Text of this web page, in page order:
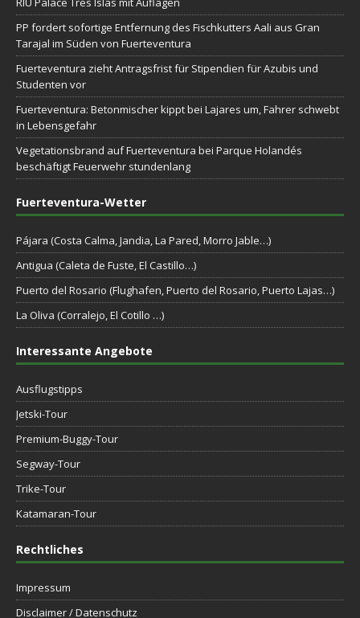
PP fordert sofortige Entfernung des Fischkutters Aali aus Gran
Tarajal im Süden von Fuerteventura
Fuerteventura zieht Antragsfrist für Stipendien für Azubis und
Studenten vor
Fuerteventura: Betonmischer kippt bei Lajares um, Fahrer schwebt
in Lebensgefahr
Vegetationsbrand auf Fuerteventura bei Parque Holandés
beschäftigt Feuerwehr stundenlang
Fuerteventura-Wetter
Pájara (Costa Calma, Jandia, La Pared, Morro Jable…)
Antigua (Caleta de Fuste, El Castillo…)
Puerto del Rosario (Flughafen, Puerto del Rosario, Puerto Lajas…)
La Oliva (Corralejo, El Cotillo …)
Interessante Angebote
Ausflugstipps
Jetski-Tour
Premium-Buggy-Tour
Segway-Tour
Trike-Tour
Katamaran-Tour
Rechtliches
Impressum
Disclaimer / Datenschutz